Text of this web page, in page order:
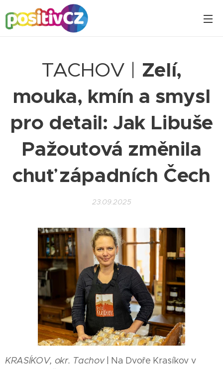
TACHOV | Zelí,
mouka, kmín a smysl
pro detail: Jak Libuše
Pažoutová změnila
chuť západních Čech
23.09.2025
KRASÍKOV, okr. Tachov| Na Dvoře Krasíkov v